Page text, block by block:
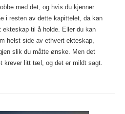
med det, og hvis du kjenner
i resten av dette kapittelet, da kan
til å holde. Eller du kan
helst side av ethvert ekteskap,
slik du måtte ønske. Men det
krever litt tæl, og det er mildt sagt.